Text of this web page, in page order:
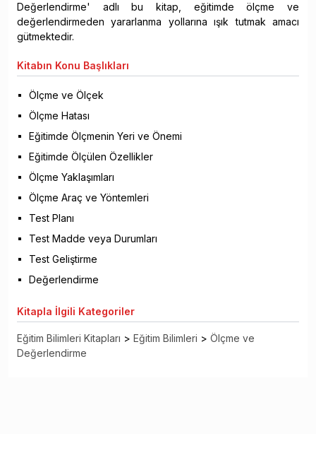
Değerlendirme' adlı bu kitap, eğitimde ölçme ve
değerlendirmeden yararlanma yollarına ışık tutmak amacı
gütmektedir.
Kitabın Konu Başlıkları
Ölçme ve Ölçek
Ölçme Hatası
Eğitimde Ölçmenin Yeri ve Önemi
Eğitimde Ölçülen Özellikler
Ölçme Yaklaşımları
Ölçme Araç ve Yöntemleri
Test Planı
Test Madde veya Durumları
Test Geliştirme
Değerlendirme
Kitapla İlgili Kategoriler
Eğitim Bilimleri Kitapları > Eğitim Bilimleri > Ölçme ve
Değerlendirme